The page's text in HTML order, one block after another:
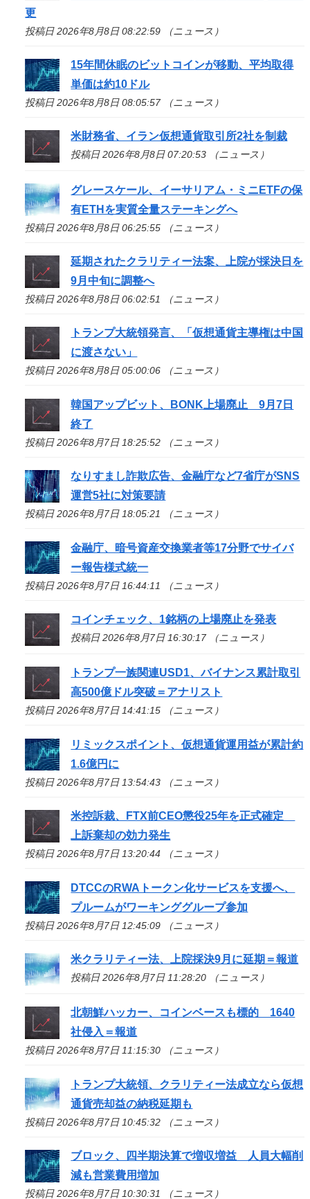
更
投稿日 2026年8月8日 08:22:59 （ニュース）
15年間休眠のビットコインが移動、平均取得
単価は約10ドル
投稿日 2026年8月8日 08:05:57 （ニュース）
米財務省、イラン仮想通貨取引所2社を制裁
投稿日 2026年8月8日 07:20:53 （ニュース）
グレースケール、イーサリアム・ミニETFの保
有ETHを実質全量ステーキングへ
投稿日 2026年8月8日 06:25:55 （ニュース）
延期されたクラリティー法案、上院が採決日を
9月中旬に調整へ
投稿日 2026年8月8日 06:02:51 （ニュース）
トランプ大統領発言、「仮想通貨主導権は中国
に渡さない」
投稿日 2026年8月8日 05:00:06 （ニュース）
韓国アップビット、BONK上場廃止 9月7日
終了
投稿日 2026年8月7日 18:25:52 （ニュース）
なりすまし詐欺広告、金融庁など7省庁がSNS
運営5社に対策要請
投稿日 2026年8月7日 18:05:21 （ニュース）
金融庁、暗号資産交換業者等17分野でサイバ
ー報告様式統一
投稿日 2026年8月7日 16:44:11 （ニュース）
コインチェック、1銘柄の上場廃止を発表
投稿日 2026年8月7日 16:30:17 （ニュース）
トランプ一族関連USD1、バイナンス累計取引
高500億ドル突破＝アナリスト
投稿日 2026年8月7日 14:41:15 （ニュース）
リミックスポイント、仮想通貨運用益が累計約
1.6億円に
投稿日 2026年8月7日 13:54:43 （ニュース）
米控訴裁、FTX前CEO懲役25年を正式確定
上訴棄却の効力発生
投稿日 2026年8月7日 13:20:44 （ニュース）
DTCCのRWAトークン化サービスを支援へ、
プルームがワーキンググループ参加
投稿日 2026年8月7日 12:45:09 （ニュース）
米クラリティー法、上院採決9月に延期＝報道
投稿日 2026年8月7日 11:28:20 （ニュース）
北朝鮮ハッカー、コインベースも標的 1640
社侵入＝報道
投稿日 2026年8月7日 11:15:30 （ニュース）
トランプ大統領、クラリティー法成立なら仮想
通貨売却益の納税延期も
投稿日 2026年8月7日 10:45:32 （ニュース）
ブロック、四半期決算で増収増益 人員大幅削
減も営業費用増加
投稿日 2026年8月7日 10:30:31 （ニュース）